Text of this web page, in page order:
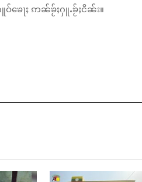
ဝ်ၶေႃႈ ဢၼ်ၶႂ်ႈႁူႉၶႂ်ႈငိၼ်း။